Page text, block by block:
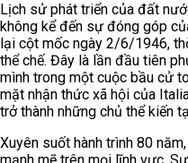
Lịch sử phát triển của đất
không kể đến sự đóng góp
lại cột mốc ngày 2/6/1946,
thể chế. Đây là lần đầu tiên
mình trong một cuộc bầu cử
mặt nhận thức xã hội của
trở thành những chủ thể kiến
Xuyên suốt hành trình 80